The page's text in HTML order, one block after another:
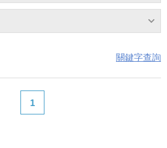
關鍵字查詢
1